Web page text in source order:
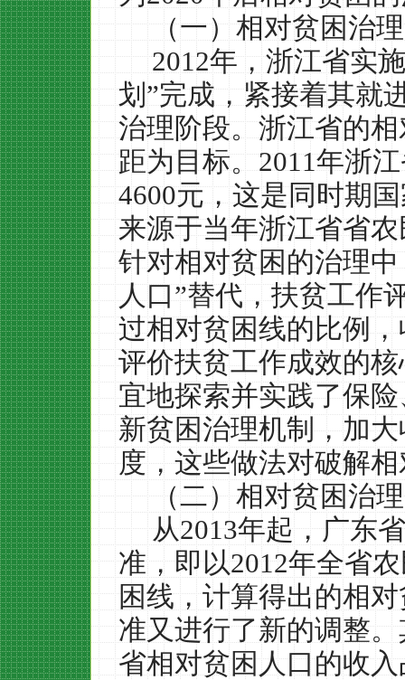
（一）相对贫困治
2012年，浙江省实
划”完成，紧接着其就
治理阶段。浙江省的
距为目标。2011年浙
4600元，这是同时期
来源于当年浙江省省
针对相对贫困的治理
人口”替代，扶贫工作
过相对贫困线的比例
评价扶贫工作成效的
宜地探索并实践了保
新贫困治理机制，加
度，这些做法对破解
（二）相对贫困治
从2013年起，广东
准，即以2012年全省
困线，计算得出的相
准又进行了新的调整
省相对贫困人口的收